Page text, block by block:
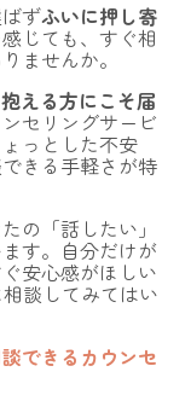
ずふいに押し寄
じても、すぐ相
ませんか。
える方にこそ届
セリングサービ
っとした不安
きる手軽さが特
の「話したい」
す。自分だけが
安心感がほしい
談してみてはい
できるカウンセ